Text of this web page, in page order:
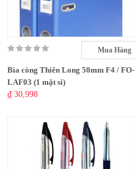
Mua Hàng
Bìa còng Thiên Long 50mm F4 / FO-
LAF03 (1 mặt si)
₫ 30,998